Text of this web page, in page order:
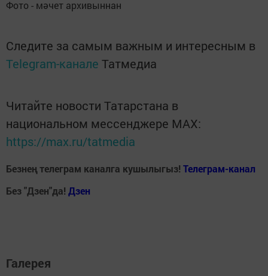
Фото - мәчет архивыннан
Следите за самым важным и интересным в
Telegram-канале Татмедиа
Читайте новости Татарстана в
национальном мессенджере MАХ:
https://max.ru/tatmedia
Безнең телеграм каналга кушылыгыз! Телеграм-канал
Без "Дзен"да! Дзен
Галерея